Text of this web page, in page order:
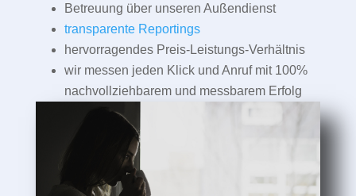
Betreuung über unseren Außendienst
transparente Reportings
hervorragendes Preis-Leistungs-Verhältnis
wir messen jeden Klick und Anruf mit 100%
nachvollziehbarem und messbarem Erfolg